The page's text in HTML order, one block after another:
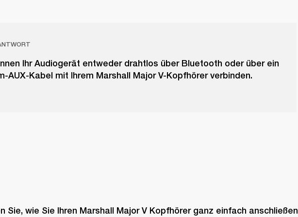
Ihr Audiogerät entweder drahtlos über Bluetooth oder über ein
AUX-Kabel mit Ihrem Marshall Major V-Kopfhörer verbinden.
Sie, wie Sie Ihren Marshall Major V Kopfhörer ganz einfach anschließen